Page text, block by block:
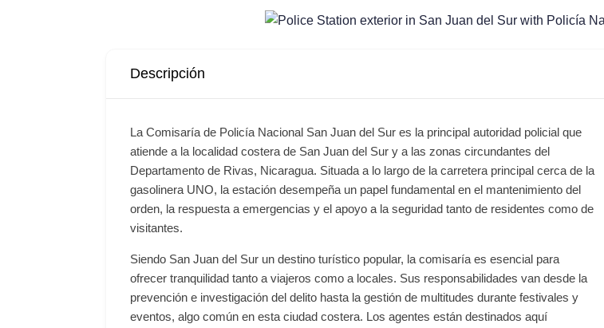
Descripción
La Comisaría de Policía Nacional San Juan del Sur es la principal autoridad policial que
atiende a la localidad costera de San Juan del Sur y a las zonas circundantes del
Departamento de Rivas, Nicaragua. Situada a lo largo de la carretera principal cerca de la
gasolinera UNO, la estación desempeña un papel fundamental en el mantenimiento del
orden, la respuesta a emergencias y el apoyo a la seguridad tanto de residentes como de
visitantes.
Siendo San Juan del Sur un destino turístico popular, la comisaría es esencial para
ofrecer tranquilidad tanto a viajeros como a locales. Sus responsabilidades van desde la
prevención e investigación del delito hasta la gestión de multitudes durante festivales y
eventos, algo común en esta ciudad costera. Los agentes están destinados aquí